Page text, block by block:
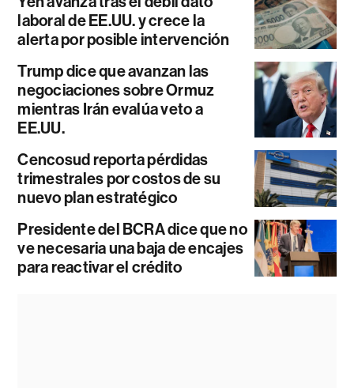
laboral de EE.UU. y crece la
alerta por posible intervención
Trump dice que avanzan las
negociaciones sobre Ormuz
mientras Irán evalúa veto a
EE.UU.
Cencosud reporta pérdidas
trimestrales por costos de su
nuevo plan estratégico
Presidente del BCRA dice que no
ve necesaria una baja de encajes
para reactivar el crédito